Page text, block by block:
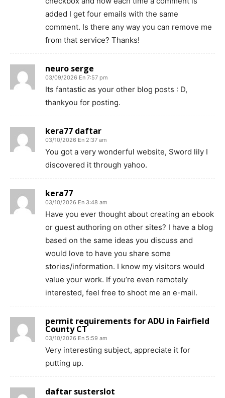
added I get four emails with the same
comment. Is there any way you can remove me
from that service? Thanks!
neuro serge
03/09/2026 En 7:57 pm
Its fantastic as your other blog posts : D,
thankyou for posting.
kera77 daftar
03/10/2026 En 2:37 am
You got a very wonderful website, Sword lily I
discovered it through yahoo.
kera77
03/10/2026 En 3:48 am
Have you ever thought about creating an ebook
or guest authoring on other sites? I have a blog
based on the same ideas you discuss and
would love to have you share some
stories/information. I know my visitors would
value your work. If you’re even remotely
interested, feel free to shoot me an e-mail.
permit requirements for ADU in Fairfield
County CT
03/10/2026 En 5:59 am
Very interesting subject, appreciate it for
putting up.
daftar susterslot